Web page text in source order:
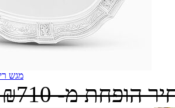
מגש
הופחת מ-₪710